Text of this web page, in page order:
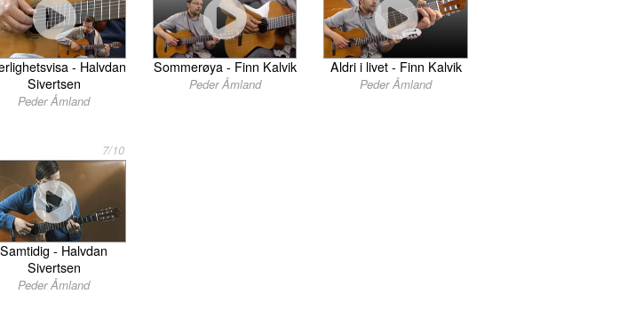
- Halvdan
Sivertsen
Peder Åmland
Sommerøya - Finn Kalvik
Peder Åmland
Aldri i livet - Finn Kalvik
Peder Åmland
7/10
Samtidig - Halvdan
Sivertsen
Peder Åmland